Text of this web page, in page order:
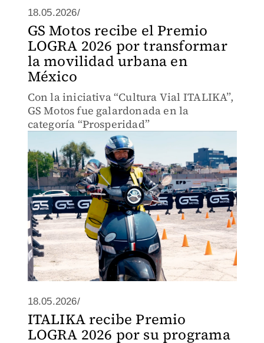
18.05.2026/
GS Motos recibe el Premio
LOGRA 2026 por transformar
la movilidad urbana en
México
Con la iniciativa “Cultura Vial ITALIKA”,
GS Motos fue galardonada en la
categoría “Prosperidad”
18.05.2026/
ITALIKA recibe Premio
LOGRA 2026 por su programa